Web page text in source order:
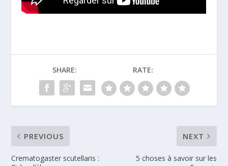
SHARE: RATE:
PREVIOUS
Crematogaster scutellaris :
NEXT
5 choses à savoir sur les